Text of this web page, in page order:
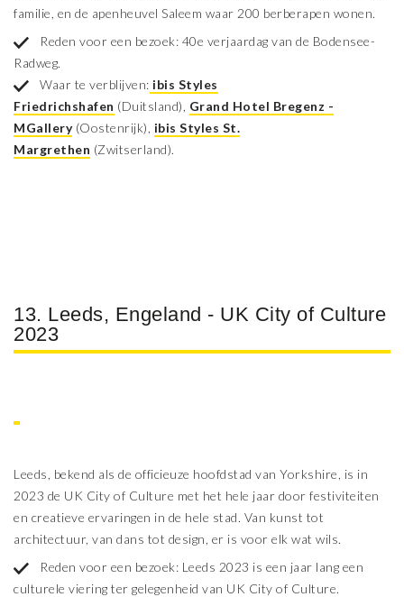
familie, en de apenheuvel Saleem waar 200 berberapen wonen.
Reden voor een bezoek: 40e verjaardag van de Bodensee-
Radweg.
Waar te verblijven: ibis Styles
Friedrichshafen (Duitsland), Grand Hotel Bregenz -
MGallery(Oostenrijk), ibis Styles St.
Margrethen (Zwitserland).
13. Leeds, Engeland - UK City of Culture
2023
Leeds, bekend als de officieuze hoofdstad van Yorkshire, is in
2023 de UK City of Culture met het hele jaar door festiviteiten
en creatieve ervaringen in de hele stad. Van kunst tot
architectuur, van dans tot design, er is voor elk wat wils.
Reden voor een bezoek: Leeds 2023 is een jaar lang een
culturele viering ter gelegenheid van UK City of Culture.